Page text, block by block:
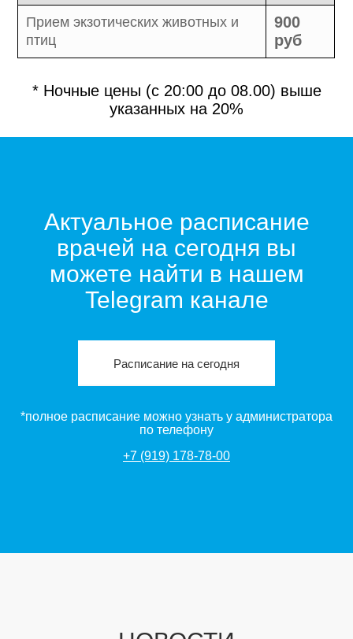
Прием экзотических животных и
птиц
900
руб
* Ночные цены (с 20:00 до 08.00) выше
указанных на 20%
Актуальное расписание
врачей на сегодня вы
можете найти в нашем
Telegram канале
Расписание на сегодня
*полное расписание можно узнать у администратора
по телефону
+7 (919) 178-78-00